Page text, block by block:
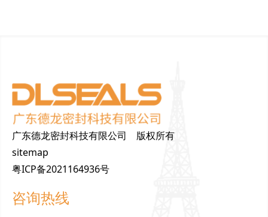
广东德龙密封科技有限公司 版权所有
sitemap
粤ICP备2021164936号
咨询热线